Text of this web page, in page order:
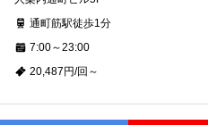
通町筋駅徒歩1分
7:00～23:00
20,487円/回～